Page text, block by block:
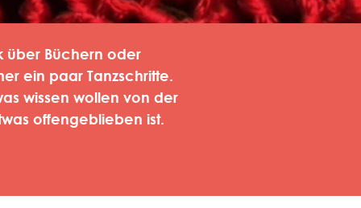
über Büchern oder
ein paar Tanzschritte.
wissen wollen von der
offengeblieben ist.